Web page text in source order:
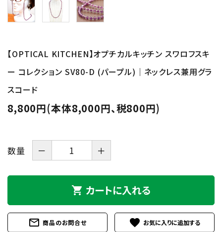
INFORMATION
ようこそ 会員名 様
meeting_room ログイン person 新規会員登録
【OPTICAL KITCHEN】オプチカルキッチン スワロフスキ
ー コレクション SV80-D (パープル)｜ネックレス兼用グラ
スコード
8,800円(本体8,000円、税800円)
数量 － ＋
shopping_cart カートに入れる
mail_outline 商品のお問合せ favorite